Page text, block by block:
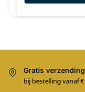
Gratis verzending
bij bestelling vanaf €